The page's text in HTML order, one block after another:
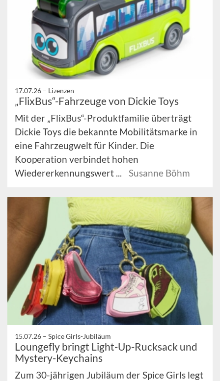
17.07.26 – Lizenzen
„FlixBus“-Fahrzeuge von Dickie Toys
Mit der „FlixBus“-Produktfamilie überträgt
Dickie Toys die bekannte Mobilitätsmarke in
eine Fahrzeugwelt für Kinder. Die
Kooperation verbindet hohen
Wiedererkennungswert ...
Susanne Böhm
15.07.26 – Spice Girls-Jubiläum
Loungefly bringt Light-Up-Rucksack und
Mystery-Keychains
Zum 30-jährigen Jubiläum der Spice Girls legt